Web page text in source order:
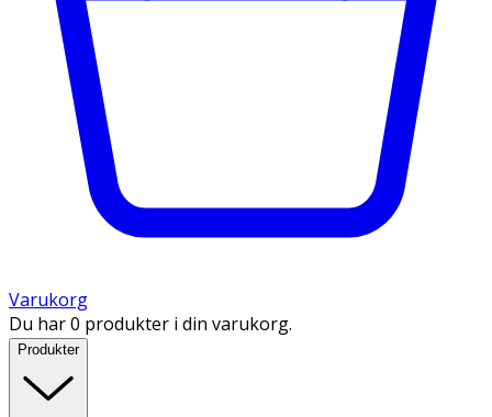
Varukorg
Du har 0 produkter i din varukorg.
Produkter